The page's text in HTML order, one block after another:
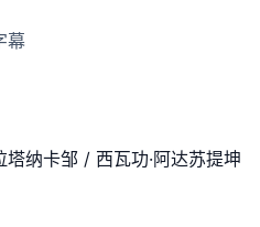
幕
塔纳卡邹 / 西瓦功·阿达苏提坤